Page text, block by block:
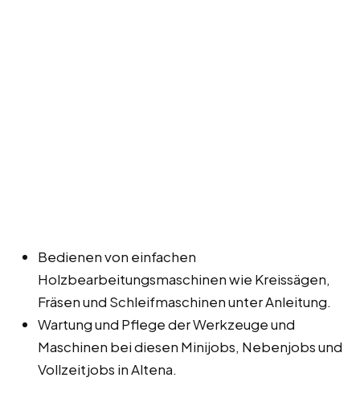
Bedienen von einfachen
Holzbearbeitungsmaschinen wie Kreissägen,
Fräsen und Schleifmaschinen unter Anleitung.
Wartung und Pflege der Werkzeuge und
Maschinen bei diesen Minijobs, Nebenjobs und
Vollzeitjobs in Altena.